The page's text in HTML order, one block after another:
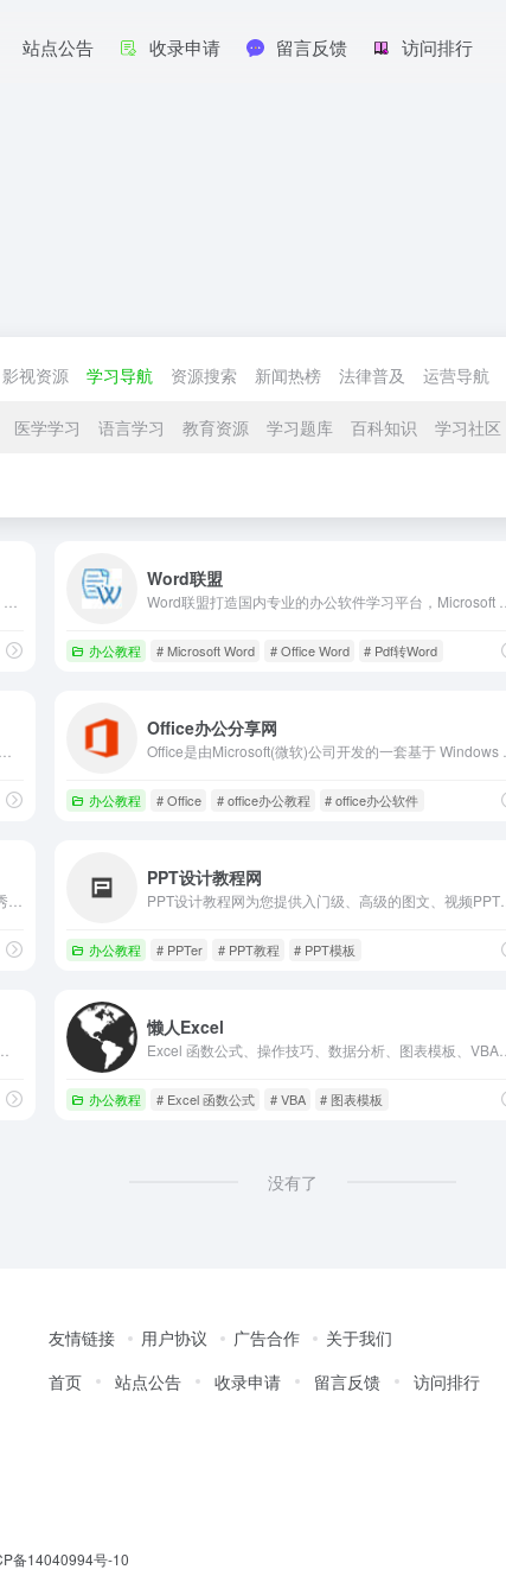
站点公告 收录申请 留言反馈 访问排行
影视资源 学习导航 资源搜索 新闻热榜 法律普及 运营导航
医学学习 语言学习 教育资源 学习题库 百科知识 学习社区
Word联盟
办公教程 # Microsoft Word # Office Word # Pdf转Word
Office办公分享网
办公教程 # Office # office办公教程 # office办公软件
PPT设计教程网
PPT设计教程网为您提供入门级、高级的图文、视频PPT教程，助你学习PPT设计从入门到精通；和专业的PPT设计师交流，在PPTer成长之路上你不再孤独；提供海量高品质PPT模板、PPT素材免费下载，矢量级的欧美PPT模板等你来用。
办公教程 # PPTer # PPT教程 # PPT模板
懒人Excel
Excel 函数公式、操作技巧、数据分析、图表模板、VBA、数据透视表教程
办公教程 # Excel 函数公式 # VBA # 图表模板
没有了
友情链接 用户协议 广告合作
关于我们
首页
站点公告 收录申请 留言反馈 访问排行
备14040994号-10